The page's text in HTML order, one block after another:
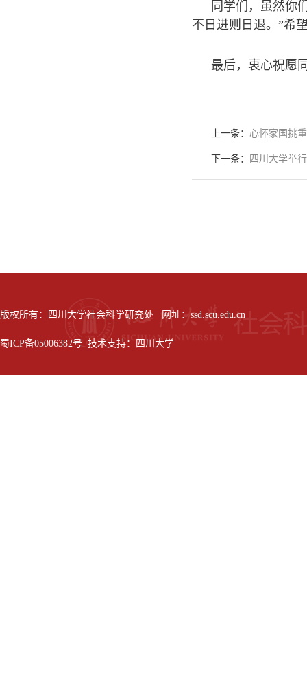
同学们，虽然你
不日进则日退。”希
最后，衷心祝愿
上一条： 心怀家国挑
下一条： 四川大学举
版权所有：四川大学社会科学研究处 网址：ssd.scu.edu.cn
蜀ICP备05006382号 技术支持：四川大学